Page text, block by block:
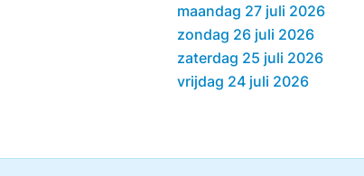
maandag 27 juli 2026
zondag 26 juli 2026
zaterdag 25 juli 2026
vrijdag 24 juli 2026